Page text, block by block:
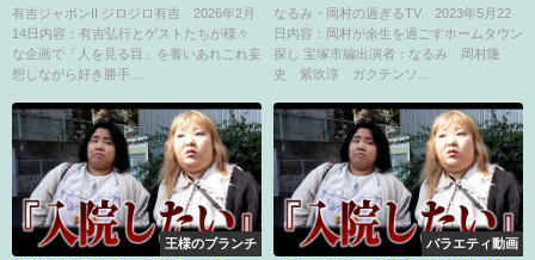
徳グルメを特集 2月14日
有吉ジャポンII ジロジロ有吉 2026年2月
14日内容：有吉弘行とゲストたちが様々
な企画で「人を見る目」を養いあれこれ妄
想しながら好き勝手...
タウン探し 宝塚市編 5月22日
なるみ・岡村の過ぎるTV 2023年5月22
日内容：岡村が余生を過ごすホームタウン
探し 宝塚市編出演者：なるみ 岡村隆
史 紫吹淳 ガクテンソ...
王様のブランチ バラエティ動画